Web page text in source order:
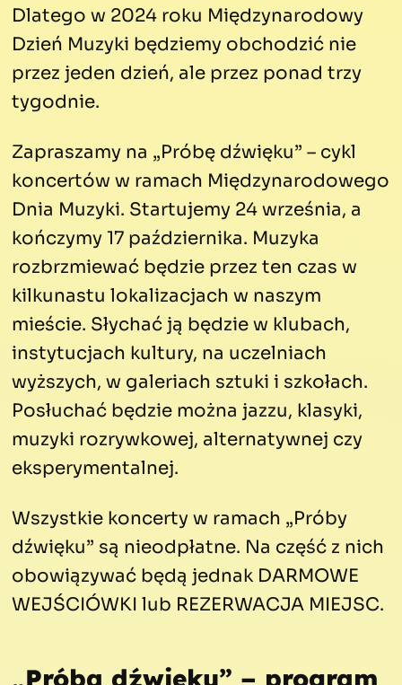
Dlatego w 2024 roku Międzynarodowy
Dzień Muzyki będziemy obchodzić nie
przez jeden dzień, ale przez ponad trzy
tygodnie.
Zapraszamy na „Próbę dźwięku” – cykl
koncertów w ramach Międzynarodowego
Dnia Muzyki. Startujemy 24 września, a
kończymy 17 października. Muzyka
rozbrzmiewać będzie przez ten czas w
kilkunastu lokalizacjach w naszym
mieście. Słychać ją będzie w klubach,
instytucjach kultury, na uczelniach
wyższych, w galeriach sztuki i szkołach.
Posłuchać będzie można jazzu, klasyki,
muzyki rozrywkowej, alternatywnej czy
eksperymentalnej.
Wszystkie koncerty w ramach „Próby
dźwięku” są nieodpłatne. Na część z nich
obowiązywać będą jednak DARMOWE
WEJŚCIÓWKI lub REZERWACJA MIEJSC.
„Próba dźwięku” – program